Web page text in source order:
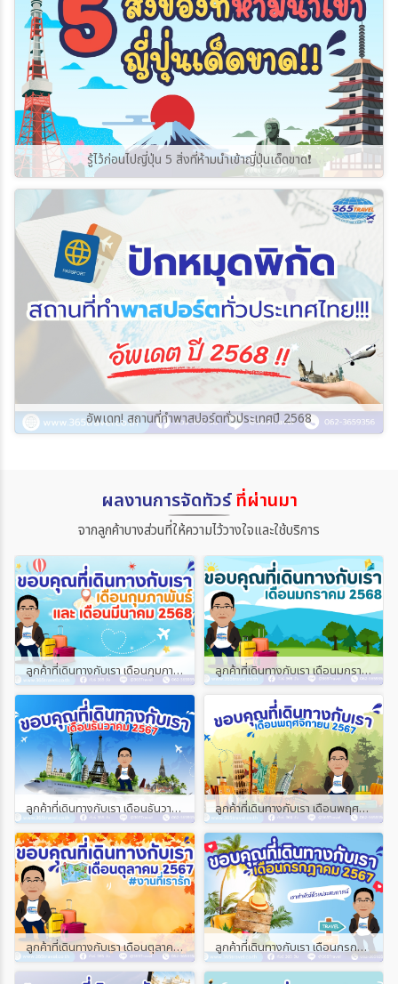
รู้ไว้ก่อนไปญี่ปุ่น 5 สิ่งที่ห้ามนำเข้าญี่ปุ่นเด็ดขาด❗️
อัพเดท! สถานที่ทำพาสปอร์ตทั่วประเทศปี 2568
ผลงานการจัดทัวร์ที่ผ่านมา
จากลูกค้าบางส่วนที่ให้ความไว้วางใจและใช้บริการ
ลูกค้าที่เดินทางกับเรา เดือนกุมภาพันธ์ และเดือนมีนาคม 2568 ลูกค้าที่เดินทางกับเรา เดือนมกราคม 2568
ลูกค้าที่เดินทางกับเรา เดือนธันวาคม 2567 ลูกค้าที่เดินทางกับเรา เดือนพฤศจิกายน 2567
ลูกค้าที่เดินทางกับเรา เดือนตุลาคม 2567 ลูกค้าที่เดินทางกับเรา เดือนกรกฎาคม 2567